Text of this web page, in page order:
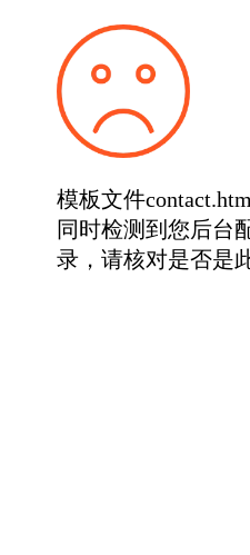
模板文件
同时检测到您后台
录，请核对是否是